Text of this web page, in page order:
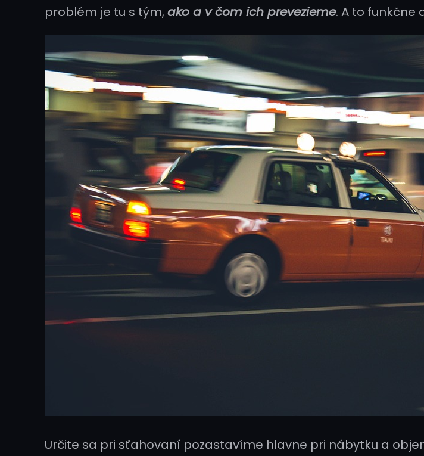
problém je tu s tým,ako a v čom ich prevezieme. A to funkčne
Určite sa pri sťahovaní pozastavíme hlavne pri nábytku a